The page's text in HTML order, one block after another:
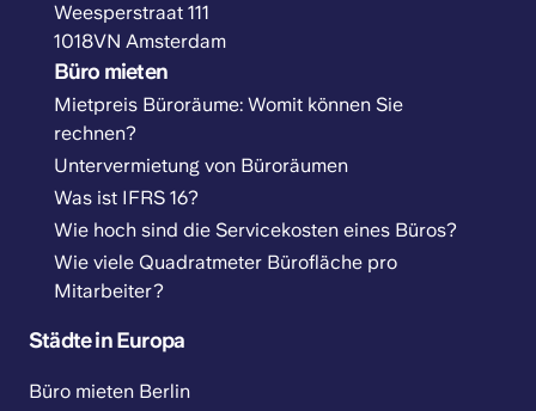
Weesperstraat 111
1018VN Amsterdam
Büro mieten
Mietpreis Büroräume: Womit können Sie
rechnen?
Untervermietung von Büroräumen
Was ist IFRS 16?
Wie hoch sind die Servicekosten eines Büros?
Wie viele Quadratmeter Bürofläche pro
Mitarbeiter?
Städte in Europa
Büro mieten Berlin